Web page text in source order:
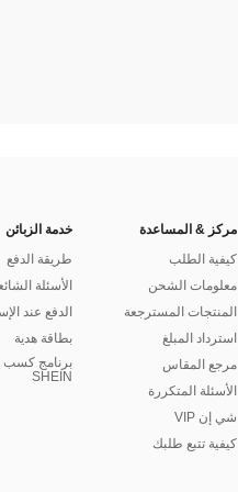
مركز & المساعدة
كيفية الطلب
معلومات الشحن
المنتجات المسترجعة
استرداد المبلغ
مرجع المقاس
الأسئلة المتكررة
شي إن VIP
كيفية تتبع طلبك
خدمة الزبائن
طريقة الدفع
الأسئلة
الدفع عند
بطاقة هدية
برنامج كسب
SHEIN